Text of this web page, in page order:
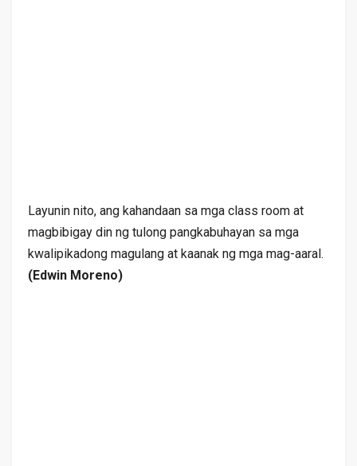
Layunin nito, ang kahandaan sa mga class room at
magbibigay din ng tulong pangkabuhayan sa mga
kwalipikadong magulang at kaanak ng mga mag-aaral.
(Edwin Moreno)